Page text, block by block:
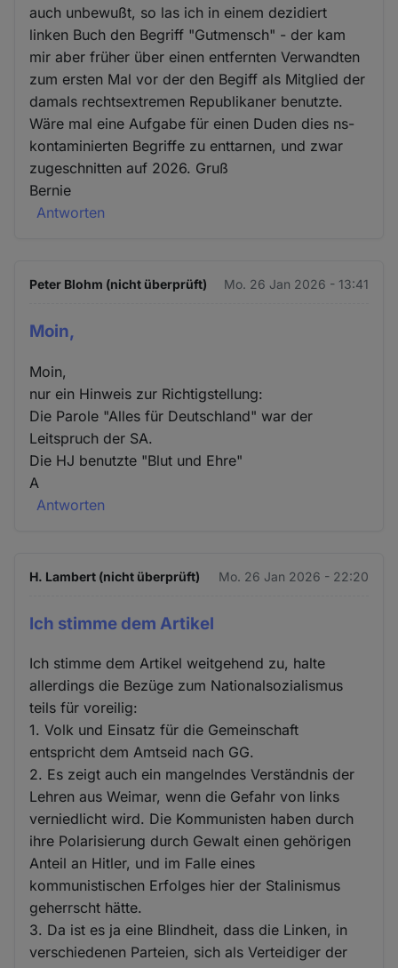
auch unbewußt, so las ich in einem dezidiert
linken Buch den Begriff "Gutmensch" - der kam
mir aber früher über einen entfernten Verwandten
zum ersten Mal vor der den Begiff als Mitglied der
damals rechtsextremen Republikaner benutzte.
Wäre mal eine Aufgabe für einen Duden dies ns-
kontaminierten Begriffe zu enttarnen, und zwar
zugeschnitten auf 2026. Gruß
Bernie
Antworten
Peter Blohm (nicht überprüft) Mo. 26 Jan 2026 - 13:41
Moin,
Moin,
nur ein Hinweis zur Richtigstellung:
Die Parole "Alles für Deutschland" war der
Leitspruch der SA.
Die HJ benutzte "Blut und Ehre"
A
Antworten
H. Lambert (nicht überprüft) Mo. 26 Jan 2026 - 22:20
Ich stimme dem Artikel
Ich stimme dem Artikel weitgehend zu, halte
allerdings die Bezüge zum Nationalsozialismus
teils für voreilig:
1. Volk und Einsatz für die Gemeinschaft
entspricht dem Amtseid nach GG.
2. Es zeigt auch ein mangelndes Verständnis der
Lehren aus Weimar, wenn die Gefahr von links
verniedlicht wird. Die Kommunisten haben durch
ihre Polarisierung durch Gewalt einen gehörigen
Anteil an Hitler, und im Falle eines
kommunistischen Erfolges hier der Stalinismus
geherrscht hätte.
3. Da ist es ja eine Blindheit, dass die Linken, in
verschiedenen Parteien, sich als Verteidiger der